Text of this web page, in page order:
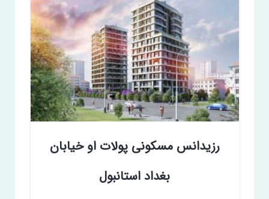
رزیدانس مسکونی پولات او خیابان
بغداد استانبول